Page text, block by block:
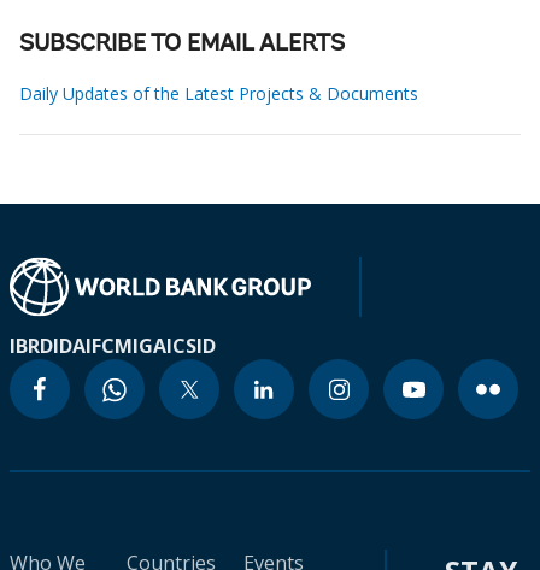
SUBSCRIBE TO EMAIL ALERTS
Daily Updates of the Latest Projects & Documents
IBRDIDAIFCMIGAICSID
Who We
Countries
Events